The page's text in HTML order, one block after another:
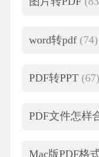
word转pdf (74)
PDF转PPT (67)
PDF文件怎样
Mac版PDF格